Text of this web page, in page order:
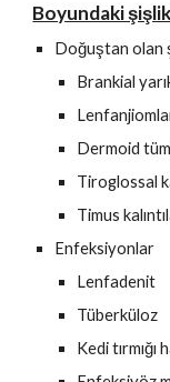
Boyundaki
Doğuştan olan
Brankial
Dermoid
Tiroglossal
Timus
Enfeksiyonlar
Lenfadenit
Tüberküloz
Kedi tırmığı